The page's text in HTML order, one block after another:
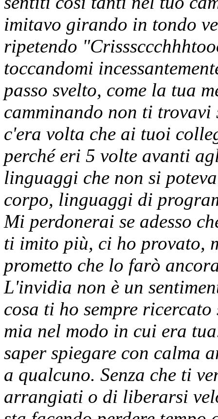
imitavo girando in tondo
ripetendo
toccandomi
passo svelto, come la tua
camminando non ti
c'era volta che ai tuoi
perché eri 5 volte avanti
linguaggi che non si
corpo, linguaggi di
Mi perdonerai se adesso
ti imito più, ci ho provato,
prometto che lo farò
L'invidia non è un
cosa ti ho sempre
mia nel modo in cui era
saper spiegare con calma
a qualcuno. Senza che ti
arrangiati o di liberarsi